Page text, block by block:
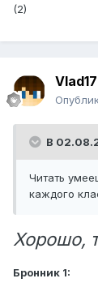
(2)
В
Читать
каждого
Хорошо,
Бронник 1: